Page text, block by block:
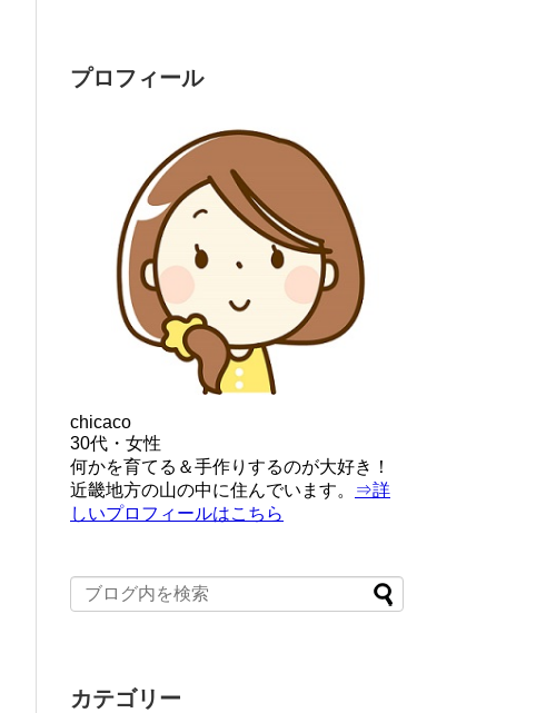
プロフィール
chicaco
30代・女性
何かを育てる＆手作りするのが大好き！
近畿地方の山の中に住んでいます。
⇒詳
しいプロフィールはこちら
カテゴリー